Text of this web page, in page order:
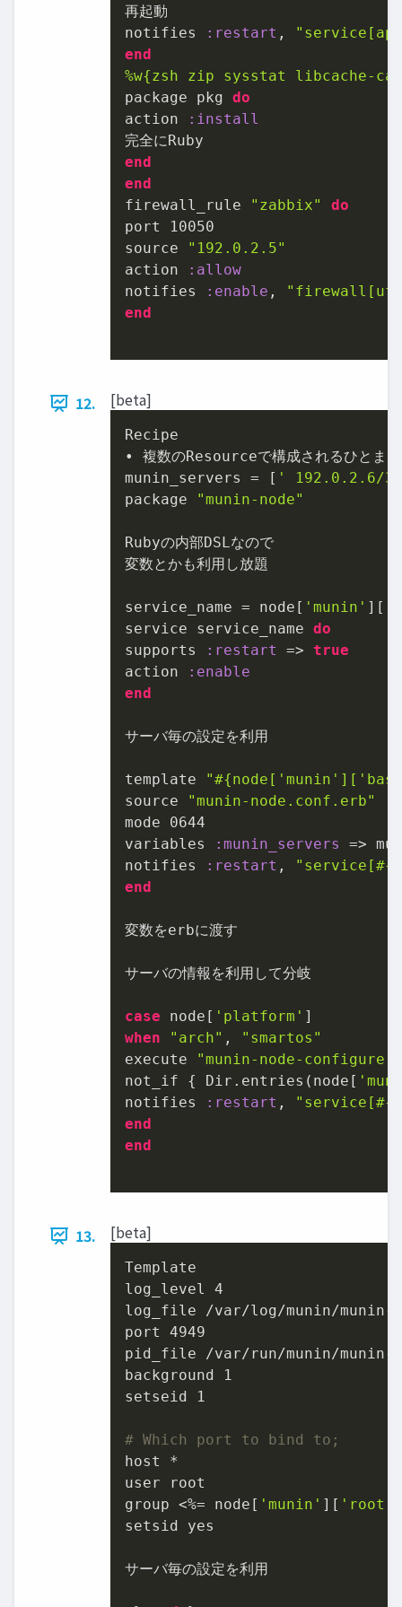
再起動
notifies
:restart ,
end
%w{zsh zip sysstat libcache-
package pkg do
action
:install
end
end
firewall_rule
"zabbix"
do
port
10050
source
"192.0.2.5"
action
:allow
notifies
:enable ,
end
12. [beta]
Recipe
• 複数のResourceで構成されるひとま
munin_servers = [ ' 192.0.2.6/
package
"munin-node"
Rubyの内部DSLなので
変数とかも利用し放題
service_name = node[ 'munin' ][
service service_name do
supports
:restart => true
action
:enable
end
サーバ毎の設定を利用
template "#{node[ 'munin' ][
source
"munin-node.conf.erb"
mode 0644
variables
:munin_servers
=>
notifies
:restart , "service[
end
変数をerbに渡す
サーバの情報を利用して分岐
case node[ 'platform'
when
"arch" ,
"smartos"
execute
"munin-node-
not_if { Dir.entries(node[
notifies
:restart , "service[
end
end
13. [beta]
Template
log_level 4
log_file /var/log/munin/munin-
port 4949
pid_file /var/run/munin/munin-
background
1
setseid
1
# Which port to bind to;
host *
user root
group <%= node[ 'munin' ][ 'root'
setsid yes
サーバ毎の設定を利用